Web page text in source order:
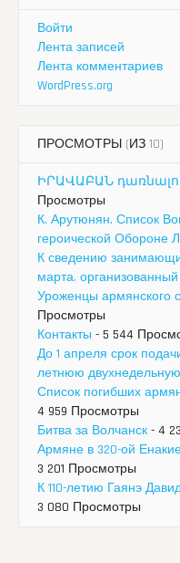
Войти
Лента записей
Лента комментариев
WordPress.org
ПРОСМОТРЫ (ИЗ 10)
ԻՐԱՎԱԲԱՆ
Просмотры
К. Арутюнян. Список
героической Обороне
К сведению
марта,
Уроженцы
Просмотры
Контакты - 5 544
До 1 апреля срок
летнюю
Список погибших
4 959 Просмотры
Битва за Волчанск - 4
Армяне в 320-ой
3 201 Просмотры
К 110-летию Гаянэ
3 080 Просмотры